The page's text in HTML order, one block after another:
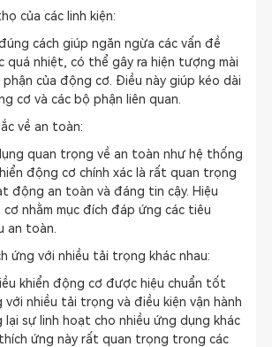
của các linh kiện:
cách giúp ngăn ngừa các vấn đề
quá nhiệt, có thể gây ra hiện tượng mài
phận của động cơ. Điều này giúp kéo dài
cơ và các bộ phận liên quan.
về an toàn:
quan trọng về an toàn như hệ thống
động cơ chính xác là rất quan trọng
động an toàn và đáng tin cậy. Hiệu
nhằm mục đích đáp ứng các tiêu
an toàn.
ứng với nhiều tải trọng khác nhau:
khiển động cơ được hiệu chuẩn tốt
nhiều tải trọng và điều kiện vận hành
lại sự linh hoạt cho nhiều ứng dụng khác
ứng này rất quan trọng trong các